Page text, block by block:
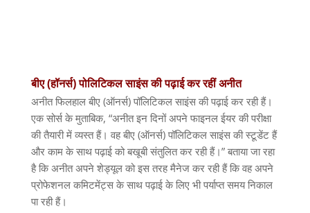
बीए(हॉनर्स)पोलिटिकलसाइंसकीपढ़ाईकररहींअनीत
अनीत फिलहाल बीए(ऑनर्स) पॉलिटिकल साइंस की पढ़ाई कर रही हैं।
एक सोर्स के मुताबिक, “अनीत इन दिनों अपने फाइनल ईयर की परीक्षा
की तैयारी में व्यस्त हैं। वह बीए(ऑनर्स) पॉलिटिकल साइंस की स्टूडेंट हैं
और काम के साथ पढ़ाई को बखूबी संतुलित कर रही हैं।” बताया जा रहा
है कि अनीत अपने शेड्यूल को इस तरह मैनेज कर रही हैं कि वह अपने
प्रोफेशनल कमिटमेंट्स के साथ पढ़ाई के लिए भी पर्याप्त समय निकाल
पा रही हैं।